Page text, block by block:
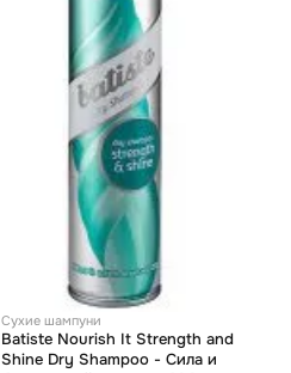
Сухие шампуни
Batiste Nourish It Strength and
Shine Dry Shampoo - Сила и